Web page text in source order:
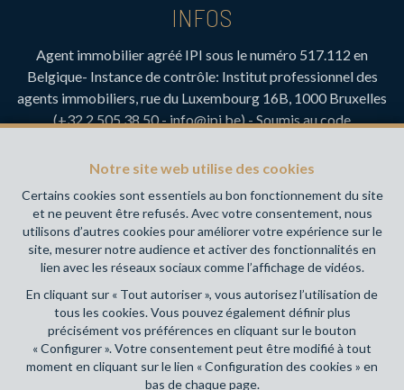
Notre site web utilise des cookies
Certains cookies sont essentiels au bon fonctionnement du site
et ne peuvent être refusés. Avec votre consentement, nous
utilisons d’autres cookies pour améliorer votre expérience sur le
site, mesurer notre audience et activer des fonctionnalités en
lien avec les réseaux sociaux comme l’affichage de vidéos.
En cliquant sur « Tout autoriser », vous autorisez l’utilisation de
tous les cookies. Vous pouvez également définir plus
précisément vos préférences en cliquant sur le bouton
« Configurer ». Votre consentement peut être modifié à tout
moment en cliquant sur le lien « Configuration des cookies » en
bas de chaque page.
INFOS
Agent immobilier agréé IPI sous le numéro 517.112 en
Belgique- Instance de contrôle: Institut professionnel des
agents immobiliers, rue du Luxembourg 16B, 1000 Bruxelles
(+32 2 505 38 50 - info@ipi.be) - Soumis aucode
RC professionnelle et cautionnement via AXA Belgium SA,
Couverture valable pour les activités réalisées en Belgique
Votre agence immobilière de référence sur Namur et en
Wallonie !
Conditions générales d'utilisation du site
Charte de la protection de la vie privée
Configuration des cookies